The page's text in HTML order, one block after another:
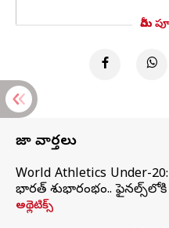
మీరు
తాజా వార్తలు
World Athletics Under-
భారత్‌ శుభారంభం.. ఫైనల్స్‌లోకి
అథ్లెటిక్స్